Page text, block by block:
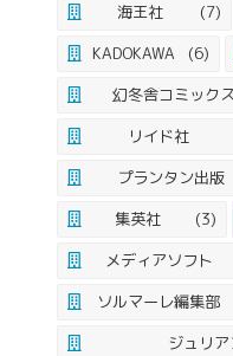
海王社
(7)
KADOKAWA
(6)
幻冬舎コミックス
リイド社
プランタン出版
集英社
(3)
メディアソフト
ソルマーレ編集部
ジュリ